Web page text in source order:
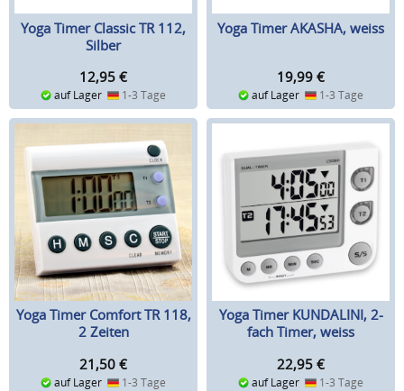
Yoga Timer Classic TR 112,
Silber
12,95 €
auf Lager 1-3 Tage
Yoga Timer AKASHA, weiss
19,99 €
auf Lager 1-3 Tage
Yoga Timer Comfort TR 118,
2 Zeiten
21,50 €
auf Lager 1-3 Tage
Yoga Timer KUNDALINI, 2-
fach Timer, weiss
22,95 €
auf Lager 1-3 Tage